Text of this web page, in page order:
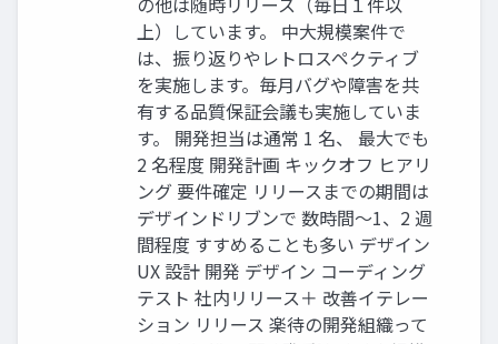
上）しています。 中大規模案件で
は、振り返りやレトロスペクティブ
を実施します。毎月バグや障害を共
有する品質保証会議も実施していま
す。 開発担当は通常 1 名、 最大でも
2 名程度 開発計画 キックオフ ヒアリ
ング 要件確定 リリースまでの期間は
デザインドリブンで 数時間～1、2 週
間程度 すすめることも多い デザイン
UX 設計 開発 デザイン コーディング
テスト 社内リリース＋ 改善イテレー
ション リリース 楽待の開発組織って